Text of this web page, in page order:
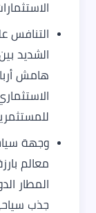
التنافس
الشديد
هامش
وجهة
معالم
المطار
جذب